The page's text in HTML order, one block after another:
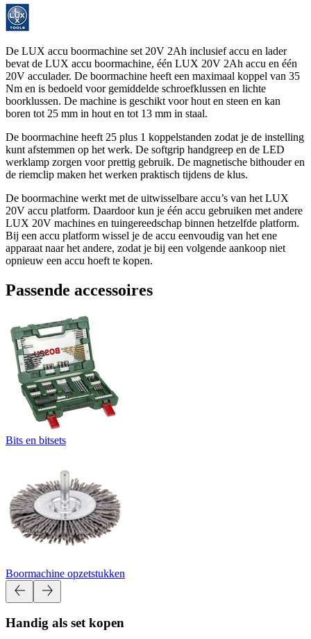
De LUX accu boormachine set 20V 2Ah inclusief accu en lader
bevat de LUX accu boormachine, één LUX 20V 2Ah accu en één
20V acculader. De boormachine heeft een maximaal koppel van 35
Nm en is bedoeld voor gemiddelde schroefklussen en lichte
boorklussen. De machine is geschikt voor hout en steen en kan
boren tot 25 mm in hout en tot 13 mm in staal.
De boormachine heeft 25 plus 1 koppelstanden zodat je de instelling
kunt afstemmen op het werk. De softgrip handgreep en de LED
werklamp zorgen voor prettig gebruik. De magnetische bithouder en
de riemclip maken het werken praktisch tijdens de klus.
De boormachine werkt met de uitwisselbare accu’s van het LUX
20V accu platform. Daardoor kun je één accu gebruiken met andere
LUX 20V machines en tuingereedschap binnen hetzelfde platform.
Bij een accu platform wissel je de accu eenvoudig van het ene
apparaat naar het andere, zodat je bij een volgende aankoop niet
opnieuw een accu hoeft te kopen.
Passende accessoires
Bits en bitsets
Boormachine opzetstukken
Handig als set kopen